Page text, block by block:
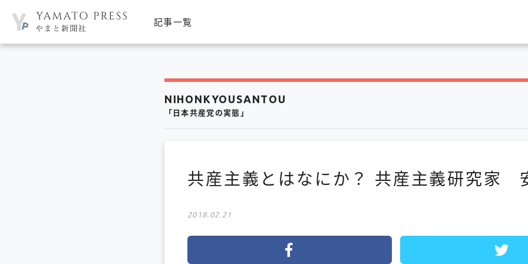
記事一覧
NIHONKYOUSANTOU
「日本共産党の実態」
共産主義とはなにか？ 共産主義研究
2018.02.21